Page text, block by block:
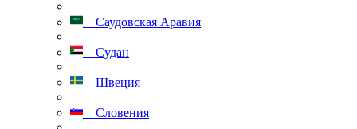
Саудовская Аравия
Судан
Швеция
Словения